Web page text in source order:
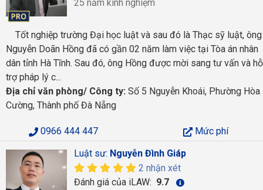
25 năm kinh nghiệm
Tốt nghiệp trường Đại học luật và sau đó là Thạc sỹ luật, ông
Nguyễn Doãn Hồng đã có gần 02 năm làm việc tại Tòa án nhân
dân tỉnh Hà Tĩnh. Sau đó, ông Hồng được mời sang tư vấn và hỗ
trợ pháp lý c...
Địa chỉ văn phòng/ Công ty: Số 5 Nguyễn Khoái, Phường Hòa
Cường, Thành phố Đà Nẵng
0966 444 447
Mức phí
Luật sư: Nguyễn Đình Giáp
2 nhận xét
Đánh giá của iLAW: 9.7